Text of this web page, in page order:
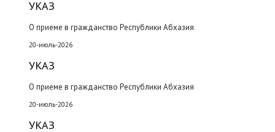
УКАЗ
О приеме в гражданство Республики Абхазия
20-июль-2026
УКАЗ
О приеме в гражданство Республики Абхазия
20-июль-2026
УКАЗ